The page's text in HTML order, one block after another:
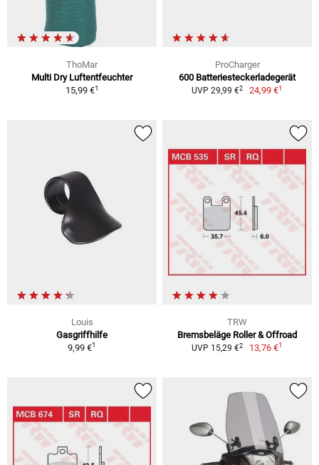
ThoMar
Multi Dry Luftentfeuchter
15,99 €1
ProCharger
600 Batteriesteckerladegerät
UVP 29,99 €2 24,99 €1
Louis
Gasgriffhilfe
9,99 €1
TRW
Bremsbeläge Roller & Offroad
UVP 15,29 €2 13,76 €1